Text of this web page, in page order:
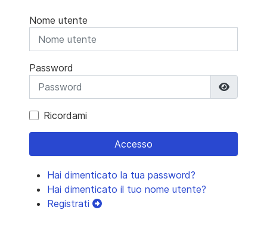
Nome utente
Password
Ricordami
Accesso
Hai dimenticato la tua password?
Hai dimenticato il tuo nome utente?
Registrati